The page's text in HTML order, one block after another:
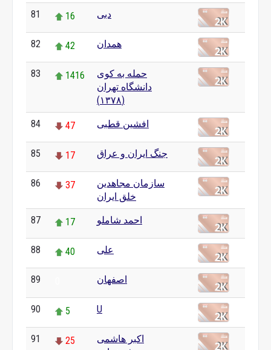
81 16 دبی
82 42 همدان
83 1416
حمله به کوی
دانشگاه تهران
(۱۳۷۸)
84 47 افشین قطبی
85 17 جنگ ایران و عراق
86 37
سازمان مجاهدین
خلق ایران
87 17 احمد شاملو
88 40 علی
89 اصفهان
90 5 U
91 25
اکبر هاشمی